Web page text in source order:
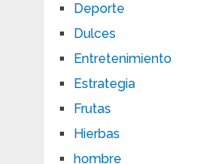
Deporte
Dulces
Entretenimiento
Estrategia
Frutas
Hierbas
hombre